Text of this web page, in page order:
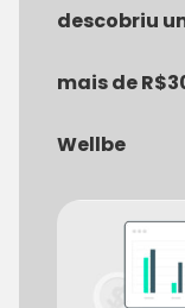
descobriu
mais de
Wellbe